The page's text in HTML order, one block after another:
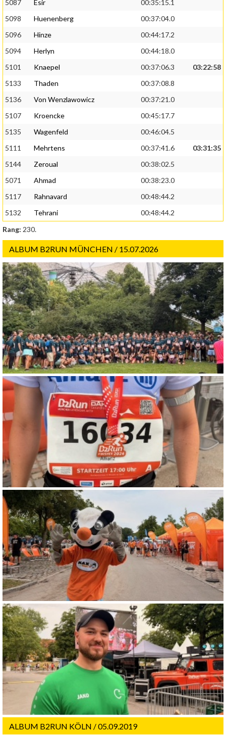
5087 Esir
00:35:15.1
5098
Huenenberg
00:37:04.0
5096
Hinze
00:44:17.2
5094
Herlyn
00:44:18.0
5101
Knaepel 00:37:06.3
03:22:58
5133
Thaden
00:37:08.8
5136
Von Wenzlawowicz
00:37:21.0
5107
Kroencke
00:45:17.7
5135
Wagenfeld
00:46:04.5
5111
Mehrtens 00:37:41.6
03:31:35
5144
Zeroual
00:38:02.5
5071
Ahmad
00:38:23.0
5117
Rahnavard
00:48:44.2
5132
Tehrani
00:48:44.2
Rang: 230.
ALBUM B2RUN MÜNCHEN / 15.07.2026
ALBUM B2RUN KÖLN / 05.09.2019